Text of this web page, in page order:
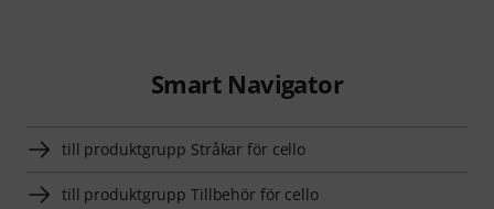
Smart Navigator
till produktgrupp Stråkar för cello
till produktgrupp Tillbehör för cello